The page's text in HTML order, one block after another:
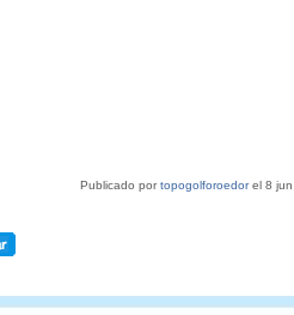
Publicado portopogolforoedorel 8 jun